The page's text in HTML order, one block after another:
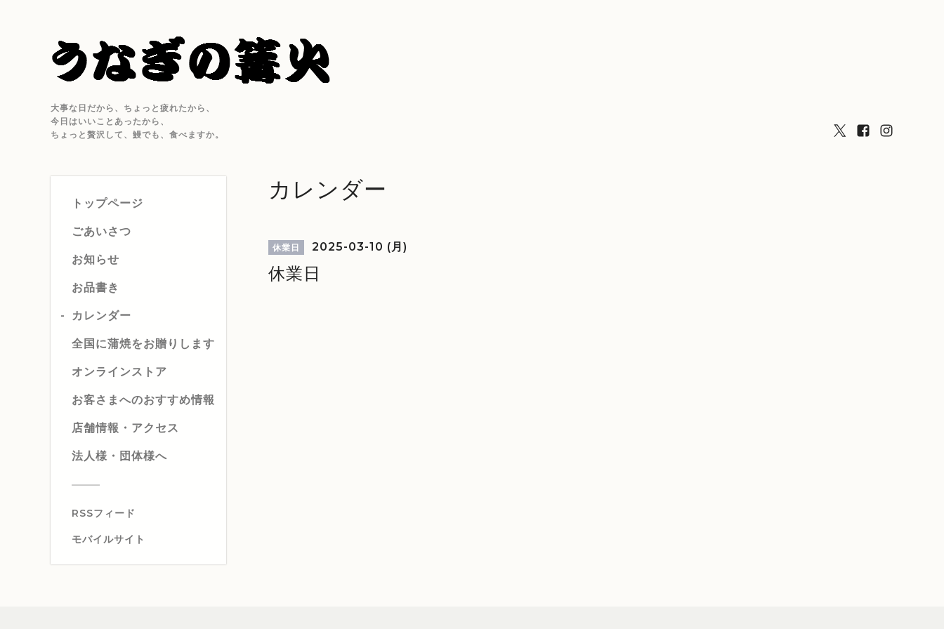
大事な日だから、ちょっと疲れたから、
今日はいいことあったから、
ちょっと贅沢して、鰻でも、食べますか。
トップページ
ごあいさつ
お知らせ
お品書き
カレンダー
全国に蒲焼をお贈りします
オンラインストア
お客さまへのおすすめ情報
店舗情報・アクセス
法人様・団体様へ
RSSフィード
モバイルサイト
カレンダー
休業日 2025-03-10 (月)
休業日